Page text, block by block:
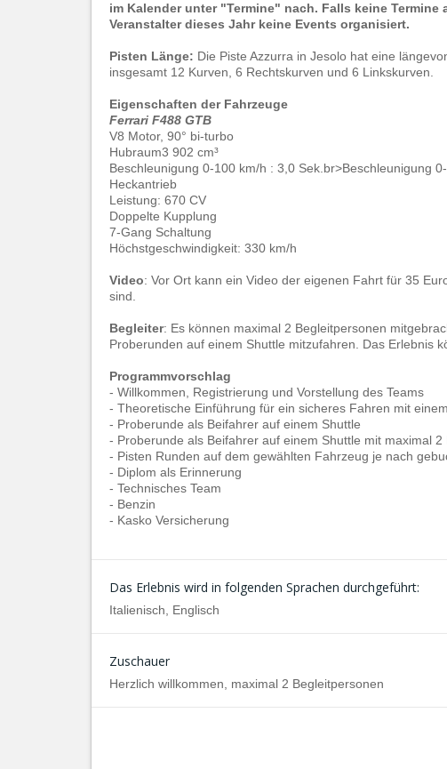
im Kalender unter "Termine" nach. Falls keine
Veranstalter dieses Jahr keine Events organisiert.
Pisten Länge: Die Piste Azzurra in Jesolo hat eine
insgesamt 12 Kurven, 6 Rechtskurven und 6 Linkskurven.
Eigenschaften der Fahrzeuge
Ferrari F488 GTB
V8 Motor, 90° bi-turbo
Hubraum3 902 cm³
Beschleunigung 0-100 km/h : 3,0 Sek.br>Beschleunigung
Heckantrieb
Leistung: 670 CV
Doppelte Kupplung
7-Gang Schaltung
Höchstgeschwindigkeit: 330 km/h
Video: Vor Ort kann ein Video der eigenen Fahrt für 35
sind.
Begleiter: Es können maximal 2 Begleitpersonen
Proberunden auf einem Shuttle mitzufahren. Das Erlebnis
Programmvorschlag
- Willkommen, Registrierung und Vorstellung des Teams
- Theoretische Einführung für ein sicheres Fahren mit
- Proberunde als Beifahrer auf einem Shuttle
- Proberunde als Beifahrer auf einem Shuttle mit maximal 2
- Pisten Runden auf dem gewählten Fahrzeug je nach
- Diplom als Erinnerung
- Technisches Team
- Benzin
- Kasko Versicherung
Das Erlebnis wird in folgenden Sprachen durchgeführt:
Italienisch, Englisch
Zuschauer
Herzlich willkommen, maximal 2 Begleitpersonen